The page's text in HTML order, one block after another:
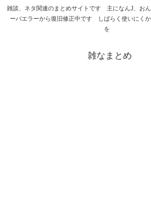
雑談、ネタ関連のまとめサイトです 主になんJ、お
ーバエラーから復旧修正中です しばらく使いにく
を
雑なまとめ